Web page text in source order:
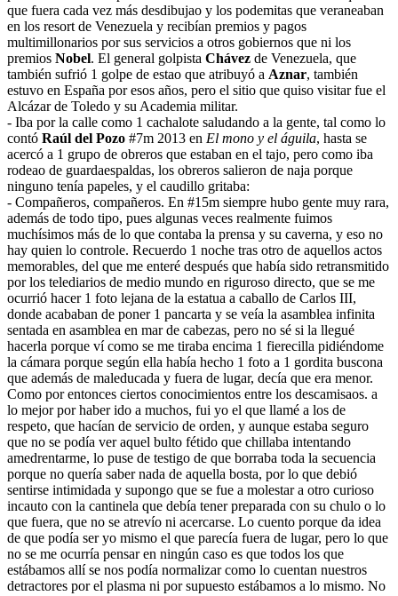
que fuera cada vez más desdibujao y los podemitas que veraneaban
en los resort de Venezuela y recibían premios y pagos
multimillonarios por sus servicios a otros gobiernos que ni los
premios Nobel. El general golpista Chávez de Venezuela, que
también sufrió 1 golpe de estao que atribuyó a Aznar, también
estuvo en España por esos años, pero el sitio que quiso visitar fue el
Alcázar de Toledo y su Academia militar.
- Iba por la calle como 1 cachalote saludando a la gente, tal como lo
contó Raúl del Pozo #7m 2013 en El mono y el águila, hasta se
acercó a 1 grupo de obreros que estaban en el tajo, pero como iba
rodeao de guardaespaldas, los obreros salieron de naja porque
ninguno tenía papeles, y el caudillo gritaba:
- Compañeros, compañeros. En #15m siempre hubo gente muy rara,
además de todo tipo, pues algunas veces realmente fuimos
muchísimos más de lo que contaba la prensa y su caverna, y eso no
hay quien lo controle. Recuerdo 1 noche tras otro de aquellos actos
memorables, del que me enteré después que había sido retransmitido
por los telediarios de medio mundo en riguroso directo, que se me
ocurrió hacer 1 foto lejana de la estatua a caballo de Carlos III,
donde acababan de poner 1 pancarta y se veía la asamblea infinita
sentada en asamblea en mar de cabezas, pero no sé si la llegué
hacerla porque ví como se me tiraba encima 1 fierecilla pidiéndome
la cámara porque según ella había hecho 1 foto a 1 gordita buscona
que además de maleducada y fuera de lugar, decía que era menor.
Como por entonces ciertos conocimientos entre los descamisaos. a
lo mejor por haber ido a muchos, fui yo el que llamé a los de
respeto, que hacían de servicio de orden, y aunque estaba seguro
que no se podía ver aquel bulto fétido que chillaba intentando
amedrentarme, lo puse de testigo de que borraba toda la secuencia
porque no quería saber nada de aquella bosta, por lo que debió
sentirse intimidada y supongo que se fue a molestar a otro curioso
incauto con la cantinela que debía tener preparada con su chulo o lo
que fuera, que no se atrevío ni acercarse. Lo cuento porque da idea
de que podía ser yo mismo el que parecía fuera de lugar, pero lo que
no se me ocurría pensar en ningún caso es que todos los que
estábamos allí se nos podía normalizar como lo cuentan nuestros
detractores por el plasma ni por supuesto estábamos a lo mismo. No